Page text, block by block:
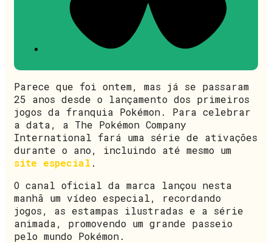
Parece que foi ontem, mas já se passaram
25 anos desde o lançamento dos primeiros
jogos da franquia Pokémon. Para celebrar
a data, a The Pokémon Company
International fará uma série de ativações
durante o ano, incluindo até mesmo um
site especial .
O canal oficial da marca lançou nesta
manhã um vídeo especial, recordando
jogos, as estampas ilustradas e a série
animada, promovendo um grande passeio
pelo mundo Pokémon.